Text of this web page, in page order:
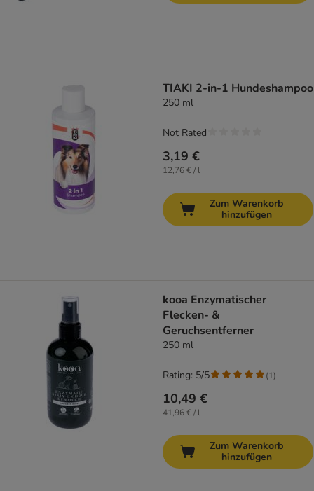
TIAKI 2-in-1 Hundeshampoo
250 ml
3,19 €
12,76 € / l
Not Rated
Zum Warenkorb
hinzufügen
kooa Enzymatischer
Flecken- &
Geruchsentferner
250 ml
10,49 €
41,96 € / l
Rating: 5/5 (1)
Zum Warenkorb
hinzufügen